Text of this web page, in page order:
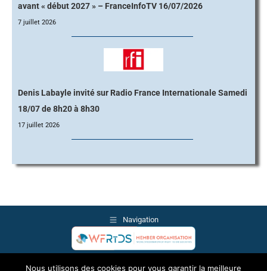
avant « début 2027 » – FranceInfoTV 16/07/2026
7 juillet 2026
Denis Labayle invité sur Radio France Internationale Samedi
18/07 de 8h20 à 8h30
17 juillet 2026
Navigation
Nous utilisons des cookies pour vous garantir la meilleure